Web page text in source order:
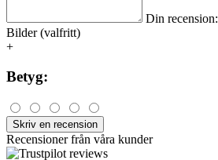
Din recension:
Bilder (valfritt)
+
Betyg:
Skriv en recension
Recensioner från våra kunder